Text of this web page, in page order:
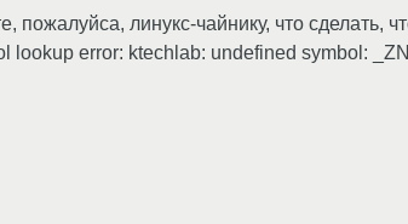
линукс-чайнику, что сделать,
lookup error: ktechlab: undefined symbol: